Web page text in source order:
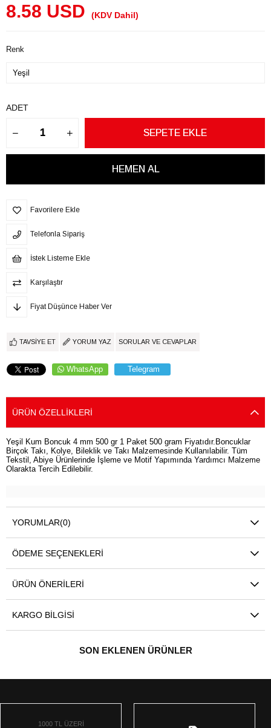
8.58 USD (KDV Dahil)
Renk
ADET
Favorilere Ekle
Telefonla Sipariş
İstek Listeme Ekle
Karşılaştır
Fiyat Düşünce Haber Ver
TAVSIYE ET YORUM YAZ SORULAR VE CEVAPLAR
WhatsApp Telegram
ÜRÜN ÖZELLIKLERI
Yeşil Kum Boncuk 4 mm 500 gr 1 Paket 500 gram Fiyatıdır.Boncuklar
Birçok Takı, Kolye, Bileklik ve Takı Malzemesinde Kullanılabilir. Tüm
Tekstil, Abiye Ürünlerinde İşleme ve Motif Yapımında Yardımcı Malzeme
Olarakta Tercih Edilebilir.
YORUMLAR(0)
ÖDEME SEÇENEKLERI
ÜRÜN ÖNERILERI
KARGO BILGISI
SON EKLENEN ÜRÜNLER
1000 TL ÜZERİ